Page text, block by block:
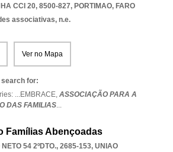
CCI 20, 8500-827, PORTIMAO, FARO
associativas, n.e.
Ver no Mapa
search for:
...EMBRACE, ASSOCIAÇÃO PARA A
DAS FAMILIAS...
Famílias Abençoadas
54 2ºDTO., 2685-153, UNIAO